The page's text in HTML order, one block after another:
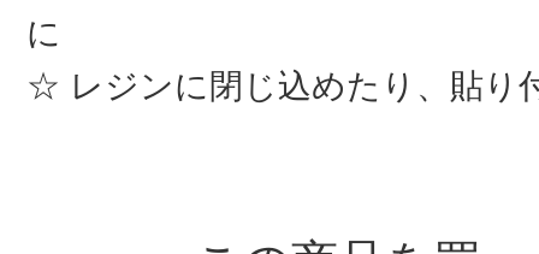
に
レジンに閉じ込めたり、貼り